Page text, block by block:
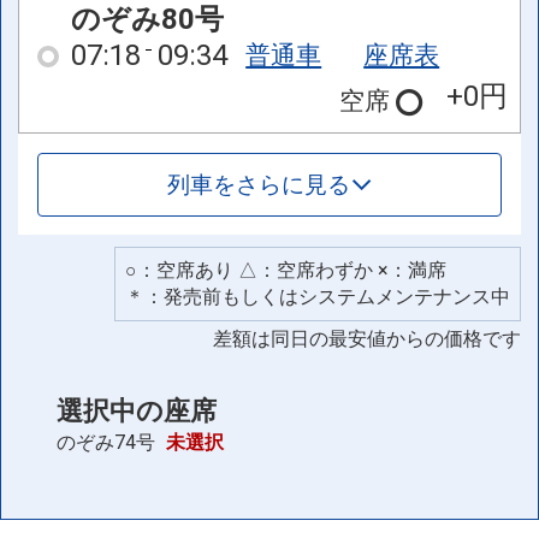
のぞみ80号
07:18 09:34 普通車
座席表
空席
+0円
列車をさらに見る
○：空席あり △：空席わずか ×：満席
＊：発売前もしくはシステムメンテナンス中
差額は同日の最安値からの価格です
選択中の座席
のぞみ74号 未選択